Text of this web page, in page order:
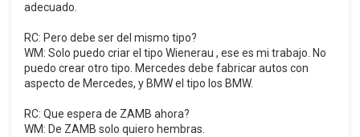
adecuado.
RC: Pero debe ser del mismo tipo?
WM: Solo puedo criar el tipo Wienerau , ese es mi trabajo. No
puedo crear otro tipo. Mercedes debe fabricar autos con
aspecto de Mercedes, y BMW el tipo los BMW.
RC: Que espera de ZAMB ahora?
WM: De ZAMB solo quiero hembras.